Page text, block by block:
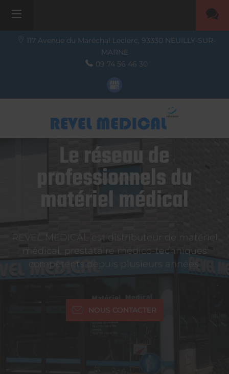
117 Avenue du Maréchal Leclerc, 93330 NEUILLY-SUR-
MARNE
09 74 56 46 30
Le réseau de
professionnels du
matériel médical
REVEL MEDICAL est distributeur de matériel
médical, prestataire médico-techniques
compétents depuis plusieurs années.
NOUS CONTACTER